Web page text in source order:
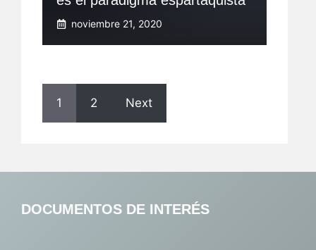
noviembre 21, 2020
1 2 Next
DOCUMENTOS DE INTERÉS